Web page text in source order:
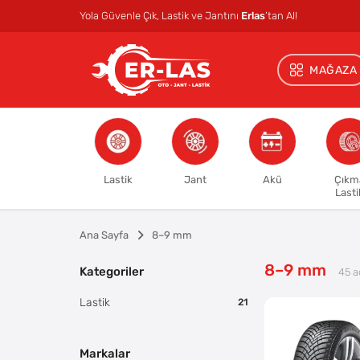
Yola Güvenle Çık, Lastik ve Jantını Erlas’tan Al!
MAĞAZA
Lastik Jant Akü
Ana Sayfa 8–9 mm
8–9 mm 45
Kategoriler
Lastik 21
Markalar